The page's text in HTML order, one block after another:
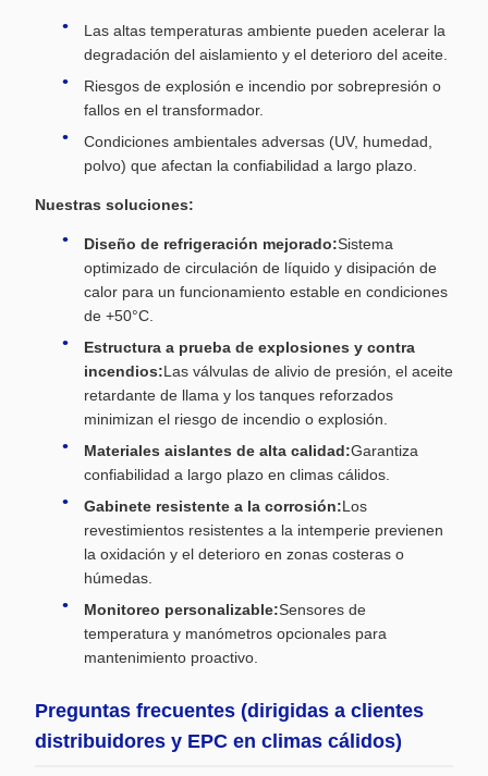
Las altas temperaturas ambiente pueden acelerar la
degradación del aislamiento y el deterioro del aceite.
Riesgos de explosión e incendio por sobrepresión o
fallos en el transformador.
Condiciones ambientales adversas (UV, humedad,
polvo) que afectan la confiabilidad a largo plazo.
Nuestras soluciones:
Diseño de refrigeración mejorado:Sistema
optimizado de circulación de líquido y disipación de
calor para un funcionamiento estable en condiciones
de +50°C.
Estructura a prueba de explosiones y contra
incendios:Las válvulas de alivio de presión, el aceite
retardante de llama y los tanques reforzados
minimizan el riesgo de incendio o explosión.
Materiales aislantes de alta calidad:Garantiza
confiabilidad a largo plazo en climas cálidos.
Gabinete resistente a la corrosión:Los
revestimientos resistentes a la intemperie previenen
la oxidación y el deterioro en zonas costeras o
húmedas.
Monitoreo personalizable:Sensores de
temperatura y manómetros opcionales para
mantenimiento proactivo.
Preguntas frecuentes (dirigidas a clientes
distribuidores y EPC en climas cálidos)